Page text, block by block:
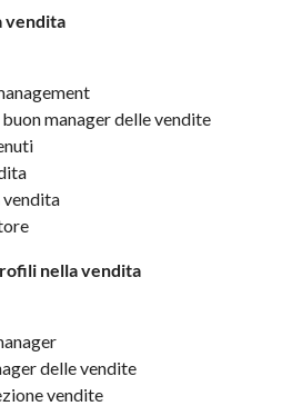
vendita
manager delle vendite
vendita
nella vendita
delle vendite
vendite